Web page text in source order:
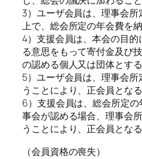
3）ユーザ会員は、理事会
上で、総会所定の年会費を
4）支援会員は、本会の目
る意思をもって寄付金及び
の認める個人又は団体とする
5）ユーザ会員は、理事会
うことにより、正会員とな
6）支援会員は、総会所定
事会が認める場合、理事会
うことにより、正会員とな
（会員資格の喪失）